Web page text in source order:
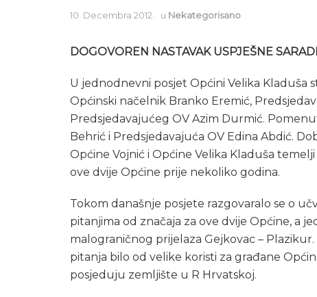
10. Decembra 2012. u Nekategorisano
DOGOVOREN NASTAVAK USPJEŠNE
U jednodnevni posjet Općini Velika Kladuša
Općinski načelnik Branko Eremić,
Predsjedavajućeg OV Azim Durmić.
Behrić i Predsjedavajuća OV Edina Abdić.
Općine Vojnić i Općine Velika Kladuša
ove dvije Općine prije nekoliko godina.
Tokom današnje posjete razgovaralo se o
pitanjima od značaja za ove dvije Općine, a
malograničnog prijelaza Gejkovac –
pitanja bilo od velike koristi za građane
posjeduju zemljište u R Hrvatskoj.